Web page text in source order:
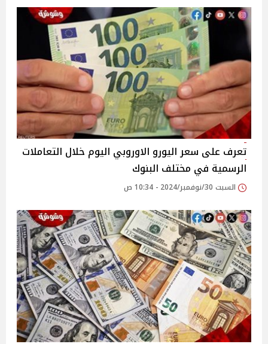
تعرف على سعر اليورو الاوروبي اليوم خلال التعاملات
الرسمية في مختلف البنوك
السبت 30/نوفمبر/2024 - 10:34 ص